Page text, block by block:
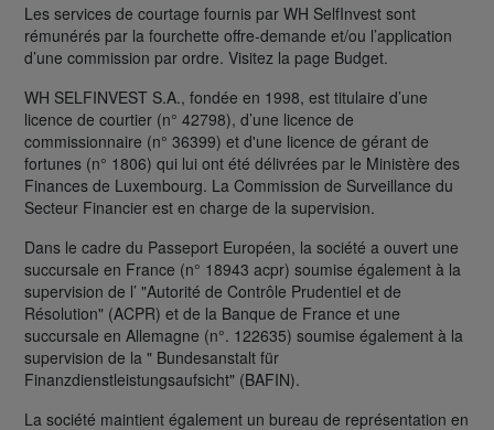
Les services de courtage fournis par WH SelfInvest sont
rémunérés par la fourchette offre-demande et/ou l’application
d’une commission par ordre. Visitez la page Budget.
WH SELFINVEST S.A., fondée en 1998, est titulaire d’une
licence de courtier (n° 42798), d’une licence de
commissionnaire (n° 36399) et d'une licence de gérant de
fortunes (n° 1806) qui lui ont été délivrées par le Ministère des
Finances de Luxembourg. La Commission de Surveillance du
Secteur Financier est en charge de la supervision.
Dans le cadre du Passeport Européen, la société a ouvert une
succursale en France (n° 18943 acpr) soumise également à la
supervision de l’ "Autorité de Contrôle Prudentiel et de
Résolution" (ACPR) et de la Banque de France et une
succursale en Allemagne (n°. 122635) soumise également à la
supervision de la " Bundesanstalt für
Finanzdienstleistungsaufsicht" (BAFIN).
La société maintient également un bureau de représentation en